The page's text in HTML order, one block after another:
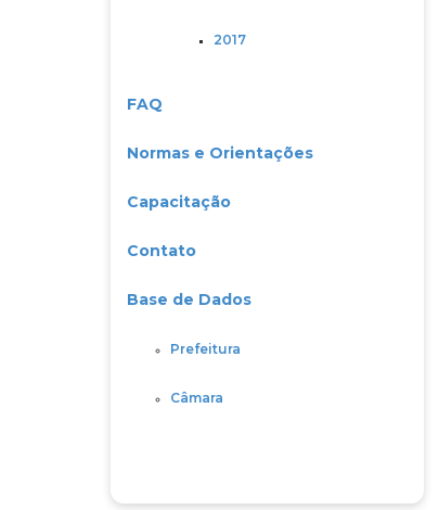
2017
FAQ
Normas e Orientações
Capacitação
Contato
Base de Dados
Prefeitura
Câmara